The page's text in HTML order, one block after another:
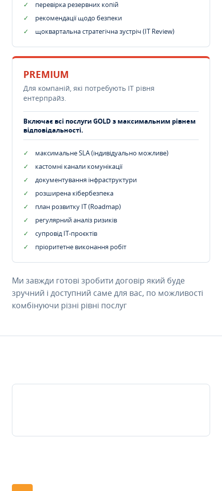
перевірка резервних копій
рекомендації щодо безпеки
щоквартальна стратегічна зустріч (IT Review)
PREMIUM
Для компаній, які потребують ІТ рівня
ентерпрайз.
Включає всі послуги GOLD з максимальним рівнем
відповідальності.
максимальне SLA (індивідуально можливе)
кастомні канали комунікації
документування інфраструктури
розширена кібербезпека
план розвитку IT (Roadmap)
регулярний аналіз ризиків
супровід ІТ-проєктів
пріоритетне виконання робіт
Ми завжди готові зробити договір який буде
зручний і доступний саме для вас, по можливості
комбінуючи різні рівні послуг